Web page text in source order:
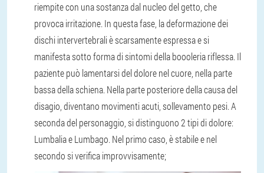
riempite con una sostanza dal nucleo del getto, che
provoca irritazione. In questa fase, la deformazione dei
dischi intervertebrali è scarsamente espressa e si
manifesta sotto forma di sintomi della boooleria riflessa. Il
paziente può lamentarsi del dolore nel cuore, nella parte
bassa della schiena. Nella parte posteriore della causa del
disagio, diventano movimenti acuti, sollevamento pesi. A
seconda del personaggio, si distinguono 2 tipi di dolore:
Lumbalia e Lumbago. Nel primo caso, è stabile e nel
secondo si verifica improvvisamente;